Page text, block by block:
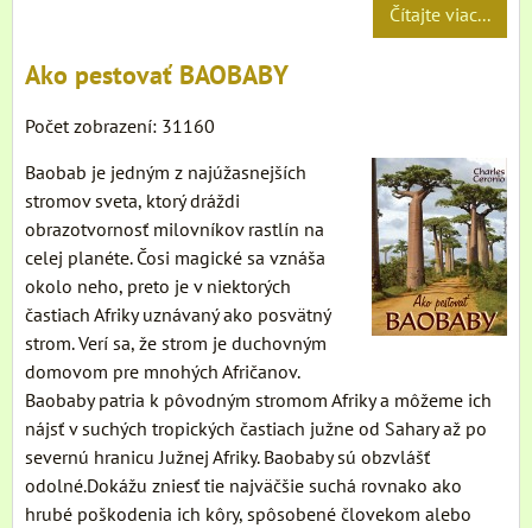
Čítajte viac...
Ako pestovať BAOBABY
Počet zobrazení: 31160
Baobab je jedným z najúžasnejších
stromov sveta, ktorý dráždi
obrazotvornosť milovníkov rastlín na
celej planéte. Čosi magické sa vznáša
okolo neho, preto je v niektorých
častiach Afriky uznávaný ako posvätný
strom. Verí sa, že strom je duchovným
domovom pre mnohých Afričanov.
Baobaby patria k pôvodným stromom Afriky a môžeme ich
nájsť v suchých tropických častiach južne od Sahary až po
severnú hranicu Južnej Afriky. Baobaby sú obzvlášť
odolné.Dokážu zniesť tie najväčšie suchá rovnako ako
hrubé poškodenia ich kôry, spôsobené človekom alebo